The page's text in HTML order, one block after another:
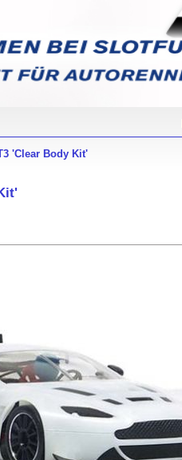
'Clear Body Kit'